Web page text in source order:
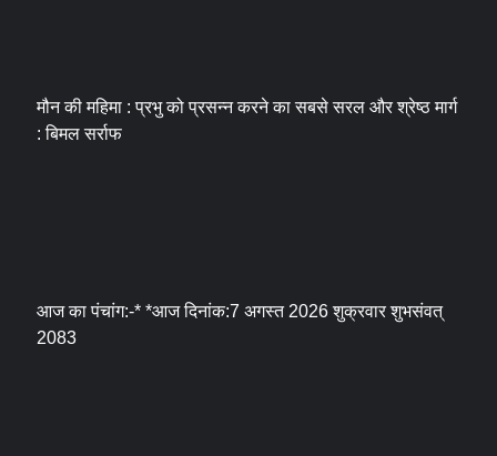
मौन की महिमा : प्रभु को प्रसन्न करने का सबसे सरल और श्रेष्ठ मार्ग
: बिमल सर्राफ
आज का पंचांग:-* *आज दिनांक:7 अगस्त 2026 शुक्रवार शुभसंवत्
2083